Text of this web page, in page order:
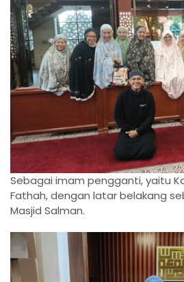
Sebagai imam pengganti, yaitu
Fathah, dengan latar belakang
Masjid Salman.